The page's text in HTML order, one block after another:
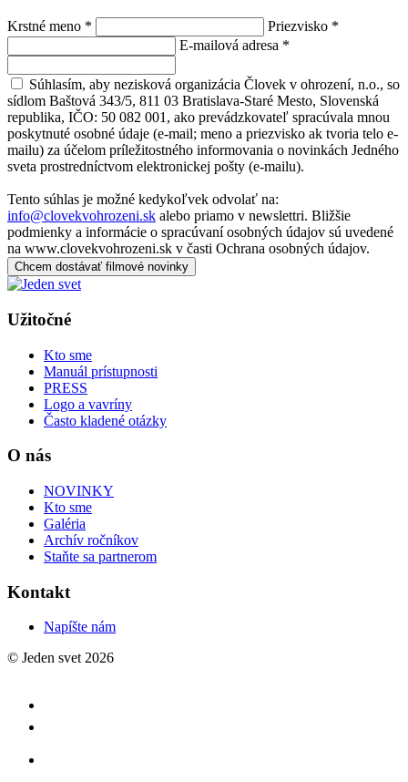
Krstné meno * Priezvisko *
E-mailová adresa *
Súhlasím, aby nezisková organizácia Človek v ohrození, n.o., so
sídlom Baštová 343/5, 811 03 Bratislava-Staré Mesto, Slovenská
republika, IČO: 50 082 001, ako prevádzkovateľ spracúvala mnou
poskytnuté osobné údaje (e-mail; meno a priezvisko ak tvoria telo e-
mailu) za účelom príležitostného informovania o novinkách Jedného
sveta prostredníctvom elektronickej pošty (e-mailu).
Tento súhlas je možné kedykoľvek odvolať na:
info@clovekvohrozeni.sk alebo priamo v newslettri. Bližšie
podmienky a informácie o spracúvaní osobných údajov sú uvedené
na www.clovekvohrozeni.sk v časti Ochrana osobných údajov.
Chcem dostávať filmové novinky
Užitočné
Kto sme
Manuál prístupnosti
PRESS
Logo a vavríny
Často kladené otázky
O nás
NOVINKY
Kto sme
Galéria
Archív ročníkov
Staňte sa partnerom
Kontakt
Napíšte nám
© Jeden svet 2026